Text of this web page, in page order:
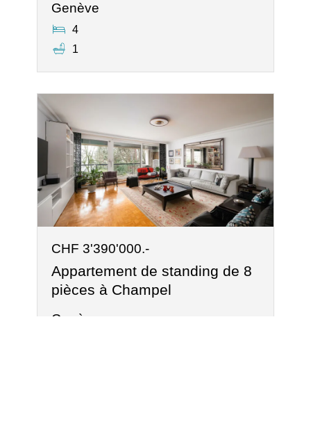
Genève
4
1
CHF 3'390'000.-
Appartement de standing de 8
pièces à Champel
Genève